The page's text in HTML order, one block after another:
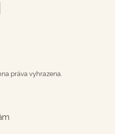
práva vyhrazena.